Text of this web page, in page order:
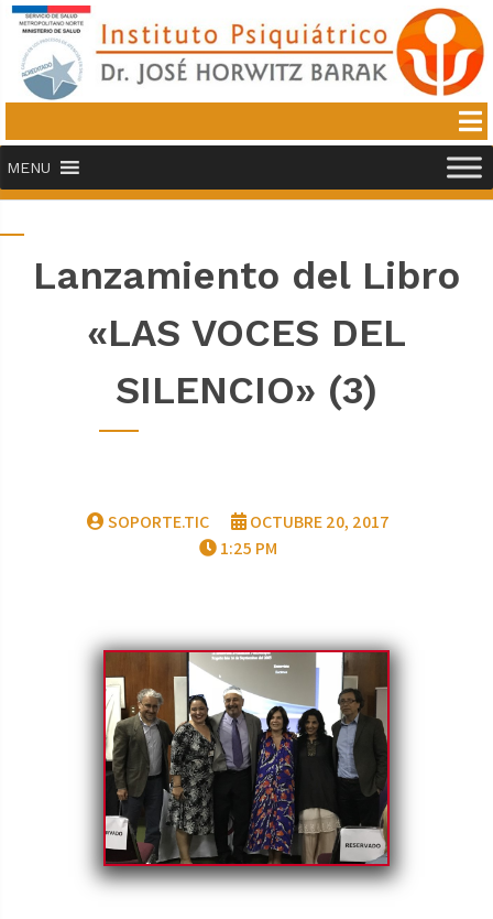
MENU
Lanzamiento del Libro
«LAS VOCES DEL
SILENCIO» (3)
SOPORTE.TIC
OCTUBRE 20, 2017
1:25 PM